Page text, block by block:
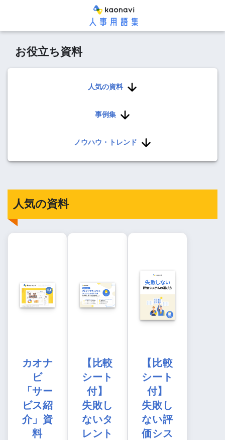
お役立ち資料
人気の資料
事例集
ノウハウ・トレンド
人気の資料
カオナ
ビ
「サー
ビス紹
介」資
料
【比較
シート
付】
失敗し
ないタ
レント
【比較
シート
付】
失敗し
ない評
価シス